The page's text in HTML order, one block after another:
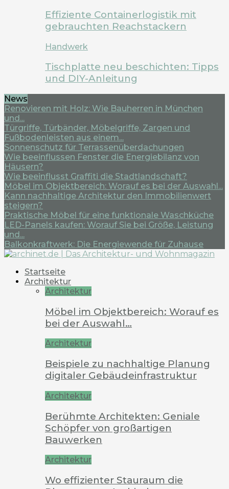
Effiziente Containerlogistik mit
gebrauchten Reachstackern
Handwerk
Tischplatte neu beschichten: Tipps
und DIY-Anleitung
News
Renovieren mit Holz: Wie Bauherren in München
und...
Türgriffe, Türbänder, Möbelgriffe, Zargen und
Fußbodenleisten aus einem...
Sonnenschutz für Terrassenüberdachungen
Wie beeinflussen Fenster die Energiebilanz von
Häusern?
Wie beeinflusst Graffiti die Stadtlandschaft?
Möbel im Objektbereich: Worauf es bei der Auswahl...
Kann nachhaltige Architektur den Immobilienwert
steigern?
Praktische Möbel für eine funktionale Waschküche
LED-Panels kaufen: Worauf Sie bei Größe, Leistung
und...
Balkonkraftwerk: Die Energiewende für Zuhause
Startseite
Architektur
Architektur
Möbel im Objektbereich: Worauf es
bei der Auswahl…
Architektur
Beispiele zu nachhaltige Planung
digitaler Gebäudeinfrastruktur
Architektur
Berühmte Architekten: Geniale
Schöpfer von großartigen
Bauwerken
Architektur
Wo effizienter Stauraum die